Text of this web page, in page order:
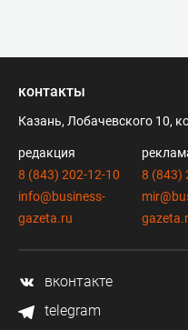
контакты
Казань, Лобачевского 10,
редакция
8 (843) 202-12-10
info@business-
gazeta.ru
8 (843)
вконтакте
telegram